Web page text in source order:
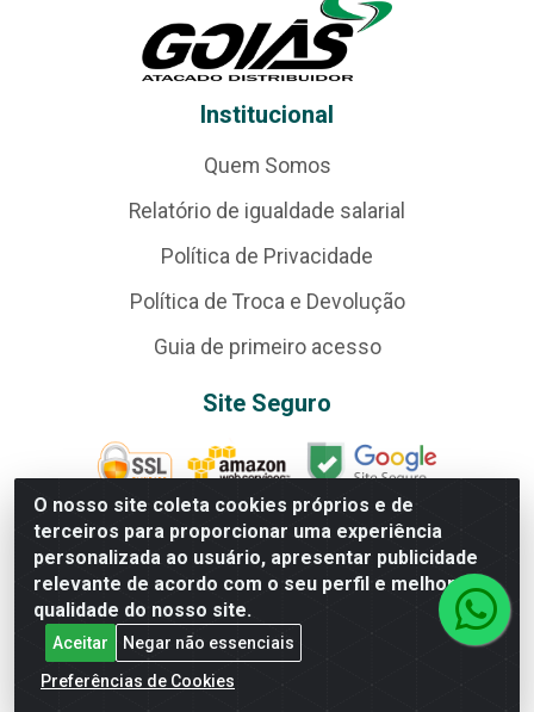
O nosso site coleta cookies próprios e de
terceiros para proporcionar uma experiência
personalizada ao usuário, apresentar publicidade
relevante de acordo com o seu perfil e melhorar a
qualidade do nosso site.
Aceitar
Negar não essenciais
Preferências de Cookies
Institucional
Quem Somos
Relatório de igualdade salarial
Política de Privacidade
Política de Troca e Devolução
Guia de primeiro acesso
Site Seguro
Baixe já nosso APP
Departamentos